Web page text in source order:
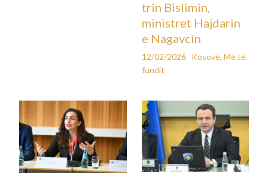
trin Bislimin,
ministret Hajdarin
e Nagavcin
12/02/2026 Kosovë, Më të
fundit